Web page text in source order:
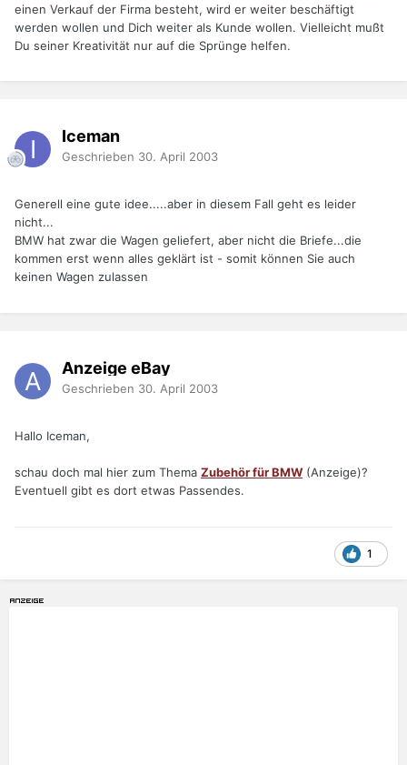
einen Verkauf der Firma besteht, wird er weiter beschäftigt
werden wollen und Dich weiter als Kunde wollen. Vielleicht mußt
Du seiner Kreativität nur auf die Sprünge helfen.
Iceman
Geschrieben 30. April 2003
Generell eine gute idee.....aber in diesem Fall geht es leider
nicht...
BMW hat zwar die Wagen geliefert, aber nicht die Briefe...die
kommen erst wenn alles geklärt ist - somit können Sie auch
keinen Wagen zulassen
Anzeige eBay
Geschrieben 30. April 2003
Hallo Iceman,
schau doch mal hier zum Thema Zubehör für BMW (Anzeige)?
Eventuell gibt es dort etwas Passendes.
1